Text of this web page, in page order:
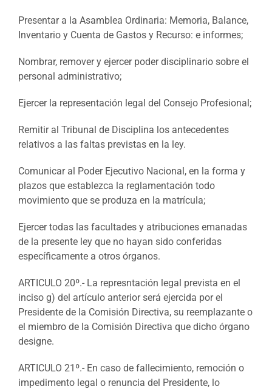
Presentar a la Asamblea Ordinaria: Memoria, Balance,
Inventario y Cuenta de Gastos y Recurso: e informes;
Nombrar, remover y ejercer poder disciplinario sobre el
personal administrativo;
Ejercer la representación legal del Consejo Profesional;
Remitir al Tribunal de Disciplina los antecedentes
relativos a las faltas previstas en la ley.
Comunicar al Poder Ejecutivo Nacional, en la forma y
plazos que establezca la reglamentación todo
movimiento que se produza en la matrícula;
Ejercer todas las facultades y atribuciones emanadas
de la presente ley que no hayan sido conferidas
específicamente a otros órganos.
ARTICULO 20º.- La represntación legal prevista en el
inciso g) del artículo anterior será ejercida por el
Presidente de la Comisión Directiva, su reemplazante o
el miembro de la Comisión Directiva que dicho órgano
designe.
ARTICULO 21º.- En caso de fallecimiento, remoción o
impedimento legal o renuncia del Presidente, lo